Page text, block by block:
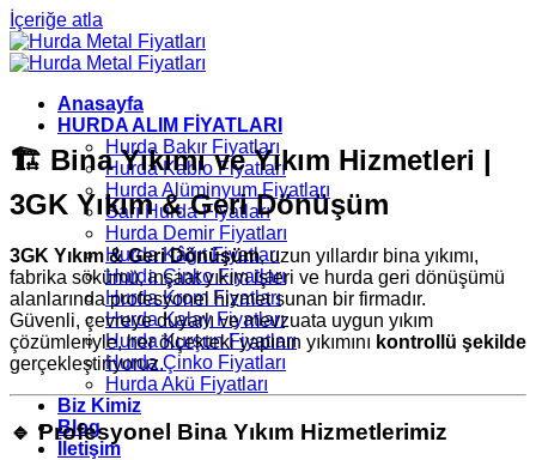
İçeriğe atla
Anasayfa
HURDA ALIM FİYATLARI
Hurda Bakır Fiyatları
Hurda Kablo Fiyatları
Hurda Alüminyum Fiyatları
Sarı Hurda Fiyatları
Hurda Demir Fiyatları
Hurda Kâğıt Fiyatları
Hurda Çinko Fiyatları
Hurda Krom Fiyatları
Hurda Kalay Fiyatları
Hurda Kurşun Fiyatları
Hurda Çinko Fiyatları
Hurda Akü Fiyatları
Biz Kimiz
Blog
İletişim
🏗️ Bina Yıkımı ve Yıkım Hizmetleri |
3GK Yıkım & Geri Dönüşüm
3GK Yıkım & Geri Dönüşüm, uzun yıllardır bina yıkımı,
fabrika sökümü, inşaat yıkım işleri ve hurda geri dönüşümü
alanlarında profesyonel hizmet sunan bir firmadır.
Güvenli, çevreye duyarlı ve mevzuata uygun yıkım
çözümleriyle, her ölçekteki yapının yıkımını kontrollü şekilde
gerçekleştiriyoruz.
🔹 Profesyonel Bina Yıkım Hizmetlerimiz